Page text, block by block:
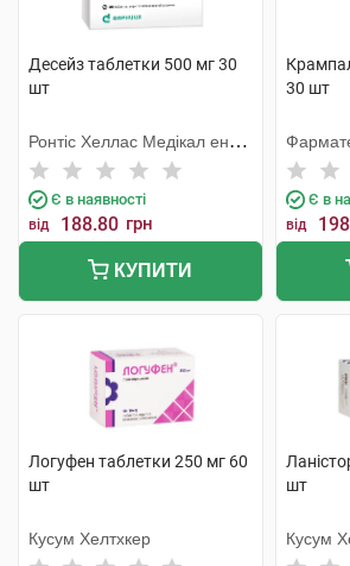
Десейз таблетки 500 мг 30
шт
Ронтіс Хеллас Медікал енд
Фармасьютікал Продактс
С.А.
Є в наявності
від 188.80 грн
КУПИТИ
30 шт
Є в
від
Логуфен таблетки 250 мг 60
шт
Кусум Хелтхкер
шт
Кусум